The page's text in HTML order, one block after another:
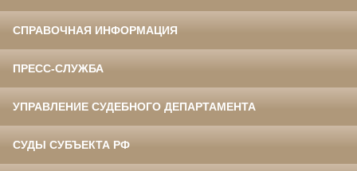
СПРАВОЧНАЯ ИНФОРМАЦИЯ
ПРЕСС-СЛУЖБА
УПРАВЛЕНИЕ СУДЕБНОГО ДЕПАРТАМЕНТА
СУДЫ СУБЪЕКТА РФ